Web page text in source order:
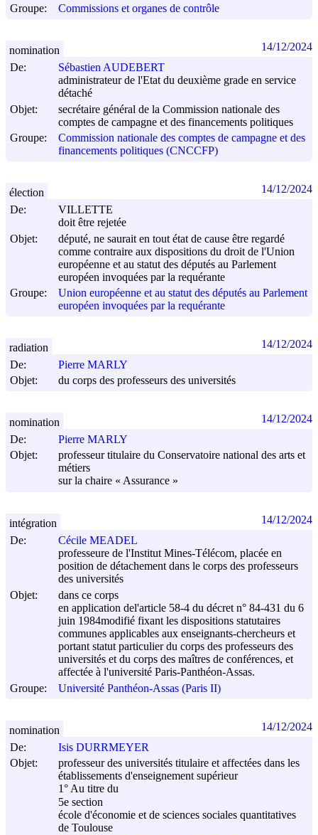
Groupe:
Commissions et organes de contrôle
De:
Sébastien AUDEBERT
administrateur de l'Etat du deuxième grade en service
détaché
Objet:
secrétaire général de la Commission nationale des
comptes de campagne et des financements politiques
Groupe:
Commission nationale des comptes de campagne et des
financements politiques (CNCCFP)
nomination 14/12/2024
De:
VILLETTE
doit être rejetée
Objet:
député, ne saurait en tout état de cause être regardé
comme contraire aux dispositions du droit de l'Union
européenne et au statut des députés au Parlement
européen invoquées par la requérante
Groupe:
Union européenne et au statut des députés au Parlement
européen invoquées par la requérante
élection 14/12/2024
De:
Pierre MARLY
Objet:
du corps des professeurs des universités
radiation 14/12/2024
De:
Pierre MARLY
Objet:
professeur titulaire du Conservatoire national des arts et
métiers
sur la chaire « Assurance »
nomination 14/12/2024
De:
Cécile MEADEL
professeure de l'Institut Mines-Télécom, placée en
position de détachement dans le corps des professeurs
des universités
Objet:
dans ce corps
en application del'article 58-4 du décret n° 84-431 du 6
juin 1984modifié fixant les dispositions statutaires
communes applicables aux enseignants-chercheurs et
portant statut particulier du corps des professeurs des
universités et du corps des maîtres de conférences, et
affectée à l'université Paris-Panthéon-Assas.
Groupe:
Université Panthéon-Assas (Paris II)
intégration 14/12/2024
De:
Isis DURRMEYER
Objet:
professeur des universités titulaire et affectées dans les
établissements d'enseignement supérieur
1° Au titre du
5e section
école d'économie et de sciences sociales quantitatives
de Toulouse
nomination 14/12/2024